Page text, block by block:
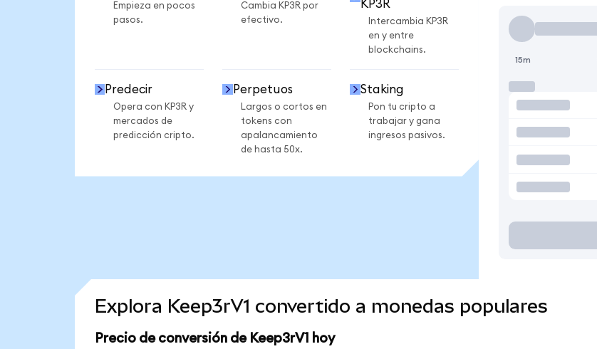
Empieza en pocos
pasos.
Cambia KP3R por
efectivo.
KP3R
Intercambia KP3R
en y entre
blockchains.
Predecir
Opera con KP3R y
mercados de
predicción cripto.
Perpetuos
Largos o cortos en
tokens con
apalancamiento
de hasta 50x.
Staking
Pon tu cripto a
trabajar y gana
ingresos pasivos.
15m
Explora Keep3rV1 convertido a monedas populares
Precio de conversión de Keep3rV1 hoy